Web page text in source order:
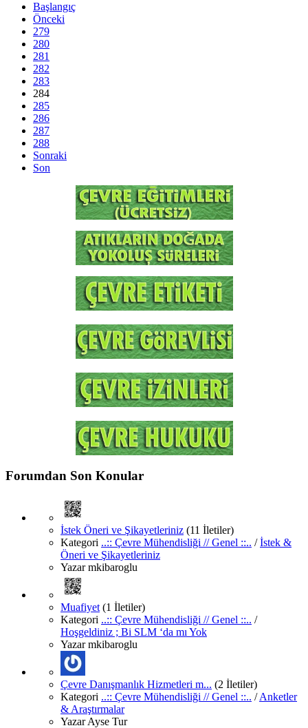
Başlangıç
Önceki
279
280
281
282
283
284
285
286
287
288
Sonraki
Son
Forumdan Son Konular
İstek Öneri ve Şikayetleriniz (11 İletiler)
Kategori ..:: Çevre Mühendisliği // Genel ::.. /İstek &
Öneri ve Şikayetleriniz
Yazarmkibaroglu
Muafiyet (1 İletiler)
Kategori ..:: Çevre Mühendisliği // Genel ::.. /
Hoşgeldiniz ; Bi SLM ‘da mı Yok
Yazarmkibaroglu
Çevre Danışmanlık Hizmetleri m... (2 İletiler)
Kategori ..:: Çevre Mühendisliği // Genel ::.. /Anketler
& Araştırmalar
YazarAyse Tur